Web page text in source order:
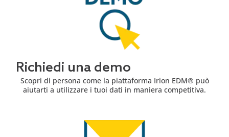
Richiedi una demo
Scopri di persona come la piattaforma Irion EDM® può
aiutarti a utilizzare i tuoi dati in maniera competitiva.